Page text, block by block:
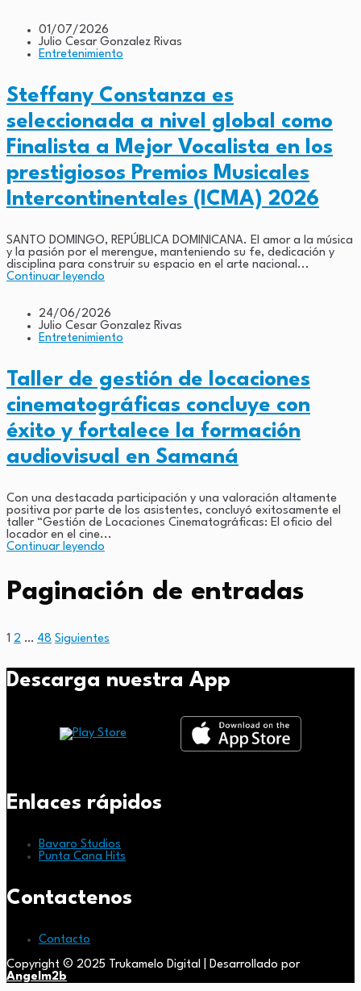
01/07/2026
Julio Cesar Gonzalez Rivas
Entretenimiento
Steffany Constanza es
seleccionada a nivel global como
Finalista a Mejor Vocalista en los
prestigiosos Premios Musicales
Intercontinentales (ICMA) 2026
SANTO DOMINGO, REPÚBLICA DOMINICANA. El amor a la música
y la pasión por el merengue, manteniendo su fe, dedicación y
disciplina para construir su espacio en el arte nacional...
Continuar leyendo
24/06/2026
Julio Cesar Gonzalez Rivas
Entretenimiento
Taller de gestión de locaciones
cinematográficas concluye con
éxito y fortalece la formación
audiovisual en Samaná
Con una destacada participación y una valoración altamente
positiva por parte de los asistentes, concluyó exitosamente el
taller “Gestión de Locaciones Cinematográficas: El oficio del
locador en el cine...
Continuar leyendo
Paginación de entradas
1 2 … 48 Siguientes
Descarga nuestra App
Enlaces rápidos
Bavaro Studios
Punta Cana Hits
Contactenos
Contacto
Copyright © 2025 Trukamelo Digital | Desarrollado por
Angelm2b